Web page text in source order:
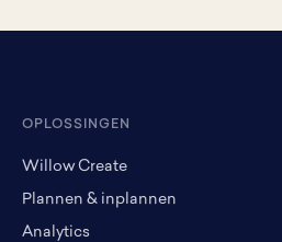
OPLOSSINGEN
Willow Create
Plannen & inplannen
Analytics